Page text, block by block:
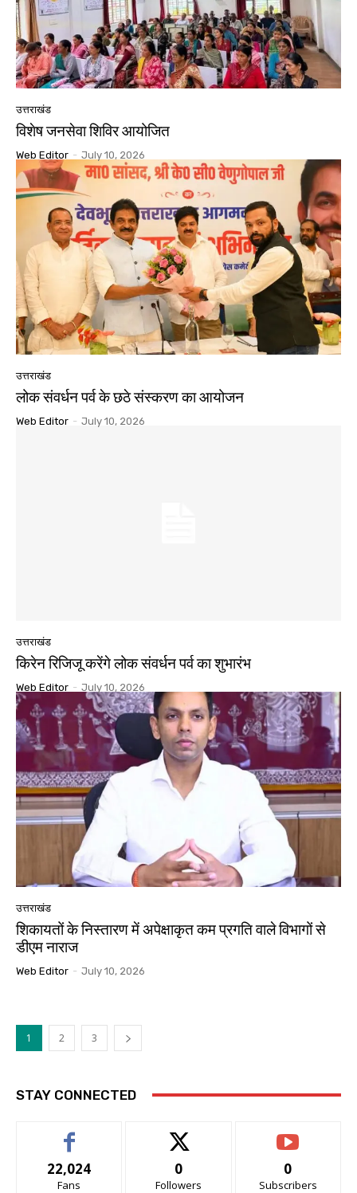
उत्तराखंड
विशेष जनसेवा शिविर आयोजित
Web Editor - July 10, 2026
उत्तराखंड
लोक संवर्धन पर्व के छठे संस्करण का आयोजन
Web Editor - July 10, 2026
उत्तराखंड
किरेन रिजिजू करेंगे लोक संवर्धन पर्व का शुभारंभ
Web Editor - July 10, 2026
उत्तराखंड
शिकायतों के निस्तारण में अपेक्षाकृत कम प्रगति वाले विभागों से
डीएम नाराज
Web Editor - July 10, 2026
1 2 3
STAY CONNECTED
22,024
Fans
0
Followers
0
Subscribers